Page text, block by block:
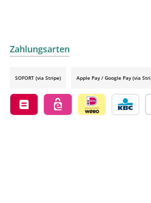
Zahlungsarten
SOFORT (via Stripe) Apple Pay / Google Pay (via